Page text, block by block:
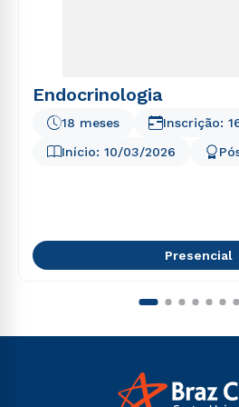
Endocrinologia
Início: 10/03/2026
18 meses
Inscrição:
Presencial